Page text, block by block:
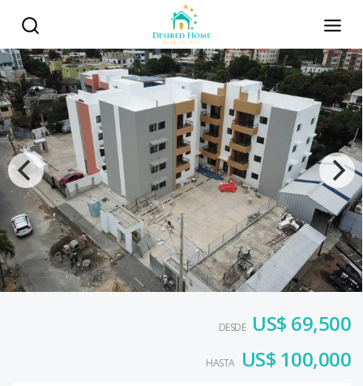
DESDE US$ 69,500
HASTA US$ 100,000